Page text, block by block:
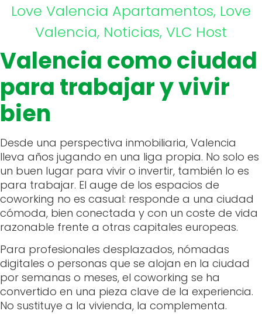
Love Valencia Apartamentos, Love
Valencia, Noticias, VLC Host
Valencia como ciudad
para trabajar y vivir
bien
Desde una perspectiva inmobiliaria, Valencia
lleva años jugando en una liga propia. No solo es
un buen lugar para vivir o invertir, también lo es
para trabajar. El auge de los espacios de
coworking no es casual: responde a una ciudad
cómoda, bien conectada y con un coste de vida
razonable frente a otras capitales europeas.
Para profesionales desplazados, nómadas
digitales o personas que se alojan en la ciudad
por semanas o meses, el coworking se ha
convertido en una pieza clave de la experiencia.
No sustituye a la vivienda, la complementa.